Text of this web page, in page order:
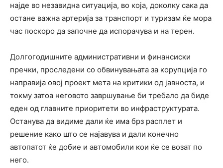
најде во незавидна ситуација, во која, доколку сака да
остане важна артерија за транспорт и туризам ќе мора
час поскоро да започне да испорачува и на терен.
Долгогодишните административни и финансиски
пречки, проследени со обвинувањата за корупција го
направија овој проект мета на критики од јавноста, и
токму затоа неговото завршување би требало да биде
еден од главните приоритети во инфраструктурата.
Останува да видиме дали ќе има брз расплет и
решение како што се најавува и дали конечно
автопатот ќе добие и автомобили кои ќе се возат по
него.